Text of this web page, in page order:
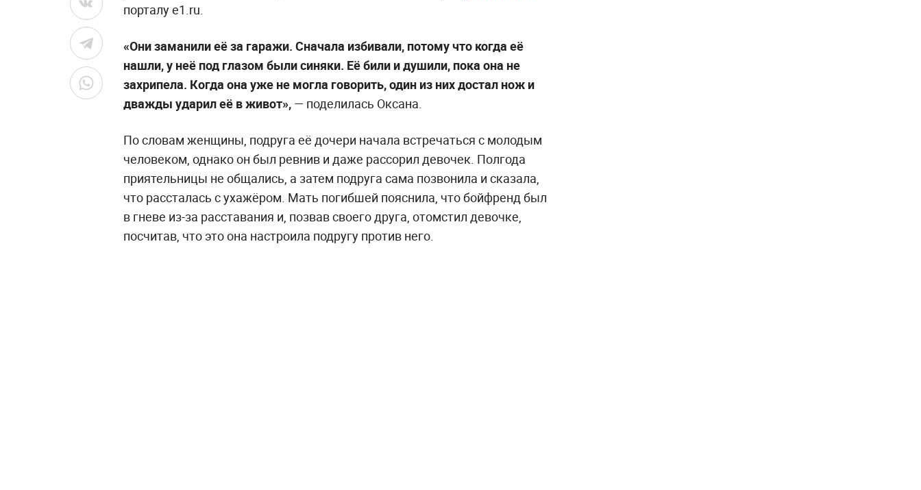
порталу e1.ru.
«Они заманили её за гаражи. Сначала избивали, потому что когда её
нашли, у неё под глазом были синяки. Её били и душили, пока она не
захрипела. Когда она уже не могла говорить, один из них достал нож и
дважды ударил её в живот», — поделилась Оксана.
По словам женщины, подруга её дочери начала встречаться с молодым
человеком, однако он был ревнив и даже рассорил девочек. Полгода
приятельницы не общались, а затем подруга сама позвонила и сказала,
что рассталась с ухажёром. Мать погибшей пояснила, что бойфренд был
в гневе из-за расставания и, позвав своего друга, отомстил девочке,
посчитав, что это она настроила подругу против него.